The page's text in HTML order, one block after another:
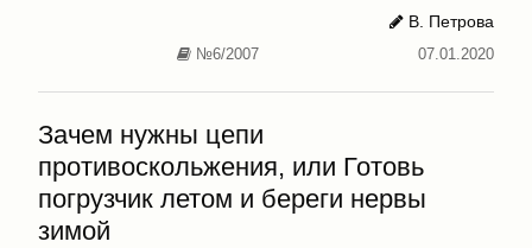
В. Петрова
№6/2007
07.01.2020
Зачем нужны цепи
противоскольжения, или Готовь
погрузчик летом и береги нервы
зимой